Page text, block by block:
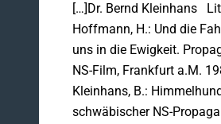
[…]Dr. Bernd Kleinhans
Hoffmann, H.: Und die
uns in die Ewigkeit.
NS-Film, Frankfurt a.M.
Kleinhans, B.:
schwäbischer NS-